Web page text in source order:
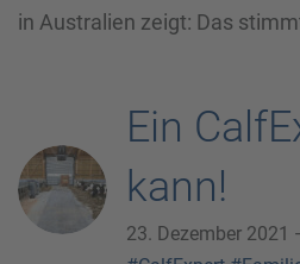
in Australien zeigt: Das
Ein
kann!
23. Dezember 2021